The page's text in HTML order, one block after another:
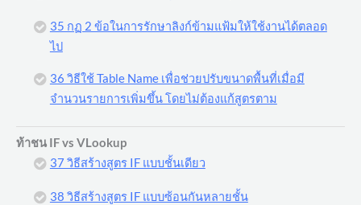
35 กฏ 2 ข้อในการรักษาลิงก์ข้ามแฟ้มให้ใช้งานได้ตลอด
ไป
36 วิธีใช้ Table Name เพื่อช่วยปรับขนาดพื้นที่เมื่อมี
จำนวนรายการเพิ่มขึ้น โดยไม่ต้องแก้สูตรตาม
ท้าชน IF vs VLookup
37 วิธีสร้างสูตร IF แบบชั้นเดียว
38 วิธีสร้างสูตร IF แบบซ้อนกันหลายชั้น